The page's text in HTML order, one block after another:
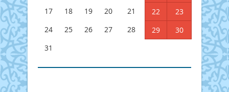
17
18 19 20 21 22
23
24
25 26 27 28 29
30
31